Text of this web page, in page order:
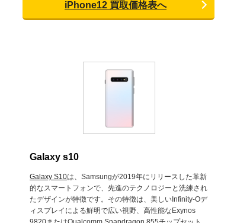
iPhone12 買取価格表へ
Galaxy s10
Galaxy S10は、Samsungが2019年にリリースした革新
的なスマートフォンで、先進のテクノロジーと洗練され
たデザインが特徴です。その特徴は、美しいInfinity-Oデ
ィスプレイによる鮮明で広い視野、高性能なExynos